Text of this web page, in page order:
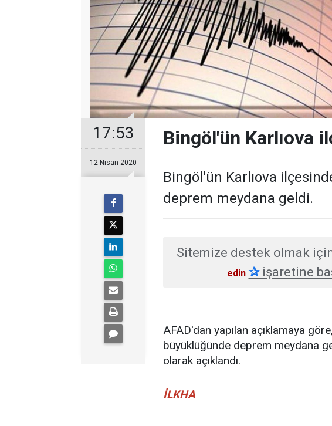
17:53
12 Nisan 2020
Bingöl'ün Karlıova
Bingöl'ün Karlıova
deprem meydana geldi.
Sitemize destek olmak
edin ✰işaretine
AFAD'dan yapılan açıklamaya
büyüklüğünde deprem meydana
olarak açıklandı.
İLKHA